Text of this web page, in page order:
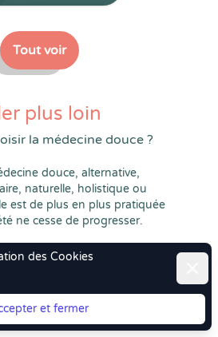
Tout voir
plus loin
la médecine douce ?
douce, alternative,
naturelle, holistique ou
est de plus en plus pratiquée
ne cesse de progresser.
appel à des thérapeutes de
pour vous accompagner, dès
à traverser des moments
vie ou tout simplement pour
etre ou un bien-être ?
des Cookies
et fermer